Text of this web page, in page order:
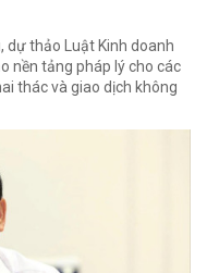
dự thảo Luật Kinh doanh
nền tảng pháp lý cho các
thác và giao dịch không